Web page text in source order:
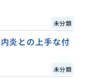
未分類
炎との上手な付
未分類